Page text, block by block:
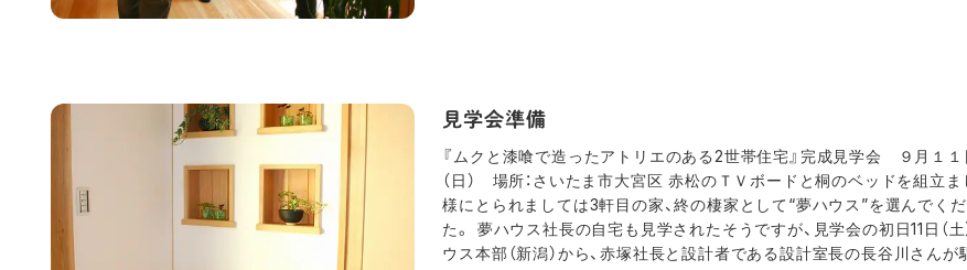
見学会準備
『ムクと漆喰で造ったアトリエのある2世帯住宅』完成見学会 ９月１１日
（日） 場所：さいたま市大宮区 赤松のＴＶボードと桐のベッドを組立ま
様にとられましては3軒目の家、終の棲家として“夢ハウス”を選んでく
た。 夢ハウス社長の自宅も見学されたそうですが、見学会の初日11日（土
ウス本部（新潟）から、赤塚社長と設計者である設計室長の長谷川さんが